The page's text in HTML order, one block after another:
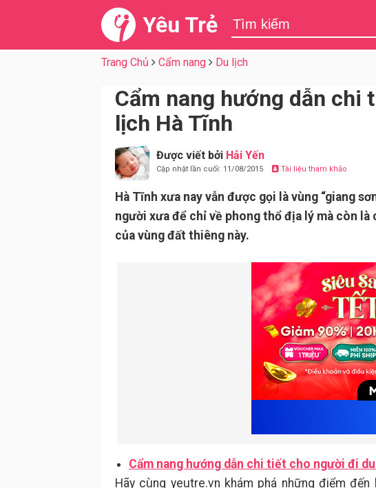
Yêu Trẻ
Trang Chủ Cẩm nang Du lịch
Cẩm nang hướng dẫn chi
lịch Hà Tĩnh
Được viết bởi Hải Yến
Cập nhật lần cuối: 11/08/2015 Tài liệu tham khảo
Hà Tĩnh xưa nay vẫn được gọi là vùng “giang
người xưa để chỉ về phong thổ địa lý mà còn
của vùng đất thiêng này.
Cẩm nang hướng dẫn chi tiết cho người đi
Hãy cùng yeutre.vn khám phá những điểm